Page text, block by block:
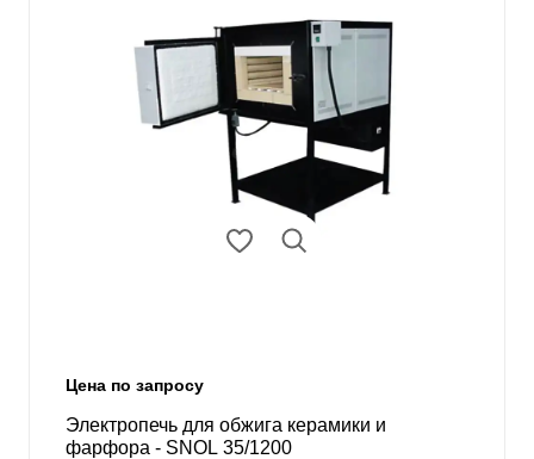
Цена по запросу
Электропечь для обжига керамики и
фарфора - SNOL 35/1200